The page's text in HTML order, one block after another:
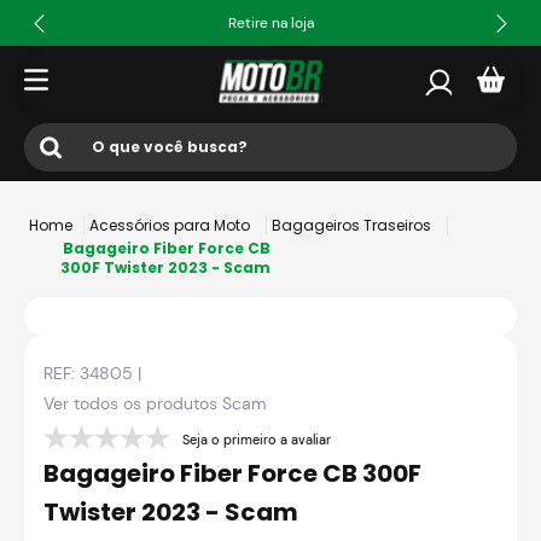
Retire na loja
O que você busca?
ls2
4º fw3
5 º capacete ls2
7º axxis fenix
Acessórios para Moto
Bagageiros Traseiros
Bagageiro Fiber Force CB
300F Twister 2023 - Scam
REF: 34805 |
Ver todos os produtos Scam
Seja o primeiro a avaliar
Bagageiro Fiber Force CB 300F
Twister 2023 - Scam